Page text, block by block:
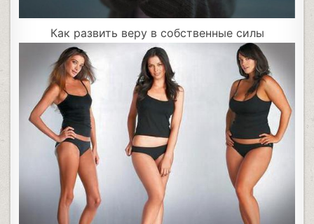
Как развить веру в собственные силы